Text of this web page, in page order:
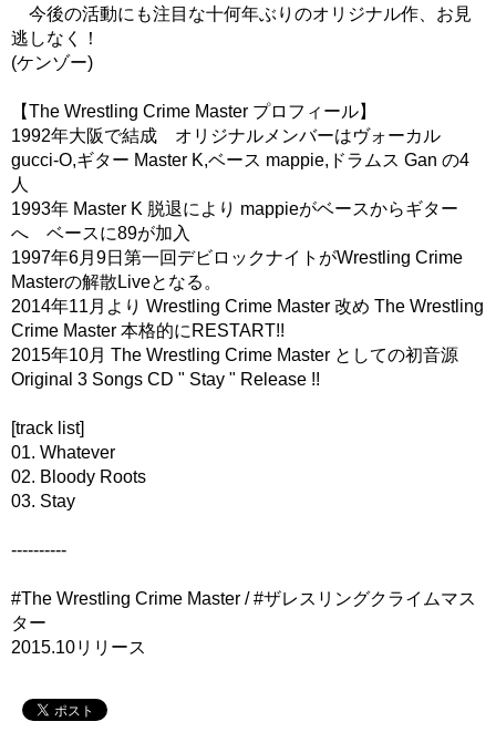
今後の活動にも注目な十何年ぶりのオリジナル作、お見
逃しなく！
(ケンゾー)
【The Wrestling Crime Master プロフィール】
1992年大阪で結成 オリジナルメンバーはヴォーカル
gucci-O,ギター Master K,ベース mappie,ドラムス Gan の4
人
1993年 Master K 脱退により mappieがベースからギター
へ ベースに89が加入
1997年6月9日第一回デビロックナイトがWrestling Crime
Masterの解散Liveとなる。
2014年11月より Wrestling Crime Master 改め The Wrestling
Crime Master 本格的にRESTART!!
2015年10月 The Wrestling Crime Master としての初音源
Original 3 Songs CD " Stay " Release !!
[track list]
01. Whatever
02. Bloody Roots
03. Stay
----------
#The Wrestling Crime Master / #ザレスリングクライムマス
ター
2015.10リリース